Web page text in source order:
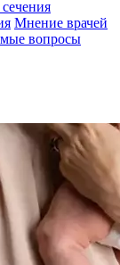
Мнение врачей
вопросы